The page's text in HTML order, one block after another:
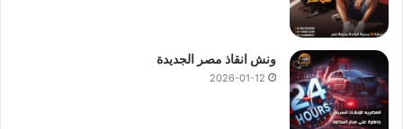
ونش انقاذ مصر الجديدة
2026-01-12